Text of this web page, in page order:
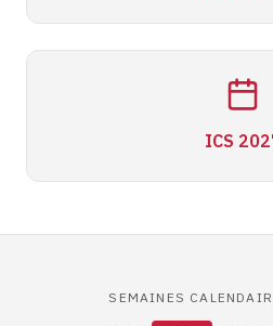
ICS
SEMAINES